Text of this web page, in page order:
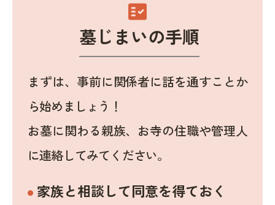
fact_check
墓じまいの手順
まずは、事前に関係者に話を通すことか
ら始めましょう！
お墓に関わる親族、お寺の住職や管理人
に連絡してみてください。
家族と相談して同意を得ておく